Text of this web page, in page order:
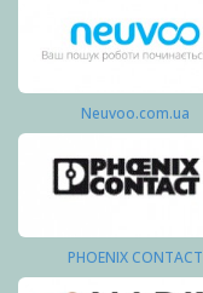
Neuvoo.com.ua
PHOENIX CONTACT